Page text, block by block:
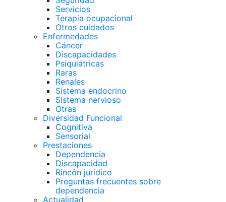
Servicios
Terapia ocupacional
Otros cuidados
Enfermedades
Cáncer
Discapacidades
Psiquiátricas
Raras
Renales
Sistema endocrino
Sistema nervioso
Otras
Diversidad Funcional
Cognitiva
Sensorial
Prestaciones
Dependencia
Discapacidad
Rincón jurídico
Preguntas frecuentes sobre
dependencia
Actualidad